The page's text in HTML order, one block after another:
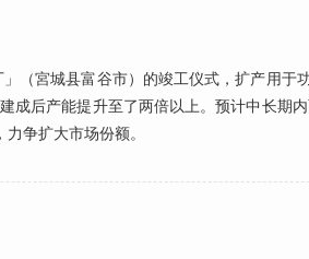
宮城县富谷市）的竣工仪式，扩产用于
后产能提升至了两倍以上。预计中长期
争扩大市场份额。